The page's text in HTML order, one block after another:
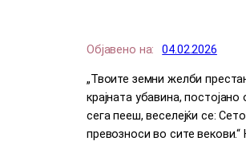
Објавено на: 04.02.2026
„Твоите земни желби
крајната убавина,
сега пееш, веселејќи се:
превозноси во сите